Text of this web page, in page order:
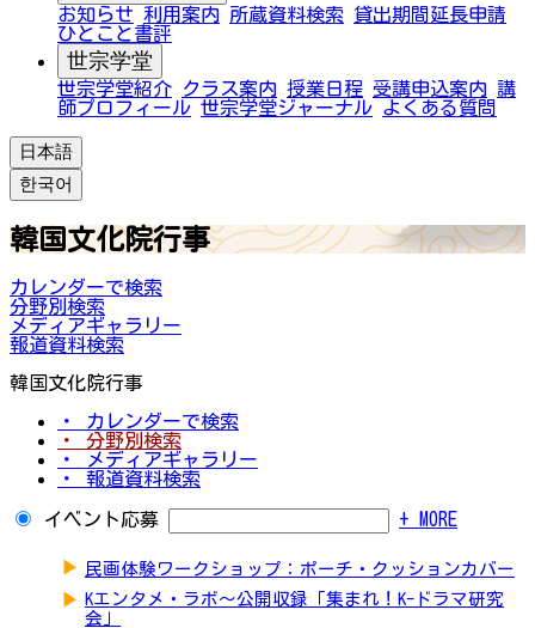
お知らせ 利用案内 所蔵資料検索
貸出期間延長申請
ひとこと書評
世宗学堂
世宗学堂紹介 クラス案内 授業日程 受講申込案内 講
師プロフィール 世宗学堂ジャーナル よくある質問
日本語
한국어
韓国文化院行事
カレンダーで検索
分野別検索
メディアギャラリー
報道資料検索
韓国文化院行事
・ カレンダーで検索
・ 分野別検索
・ メディアギャラリー
・ 報道資料検索
イベント応募 + MORE
▶ 民画体験ワークショップ：ポーチ・クッションカバー
▶ Kエンタメ・ラボ～公開収録「集まれ！K-ドラマ研究
会」